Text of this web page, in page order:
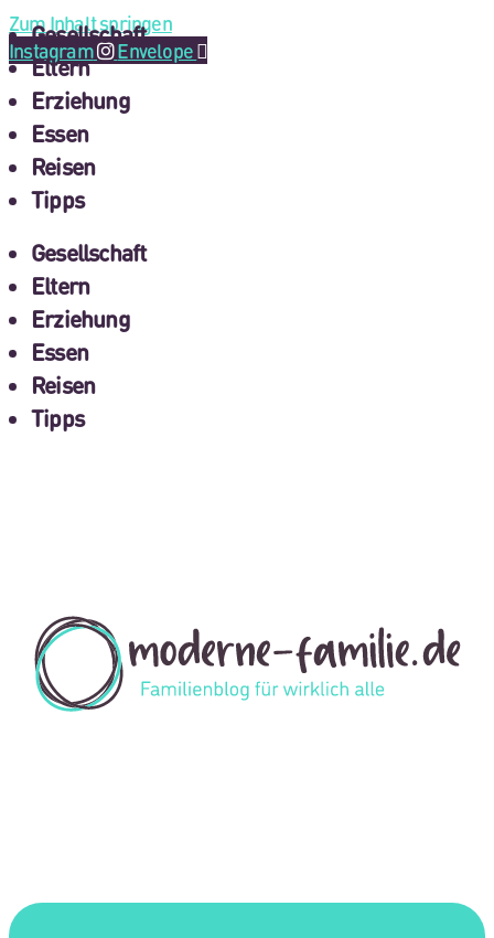
Zum Inhalt springen
Instagram
Envelope
Gesellschaft
Eltern
Erziehung
Essen
Reisen
Tipps
Gesellschaft
Eltern
Erziehung
Essen
Reisen
Tipps